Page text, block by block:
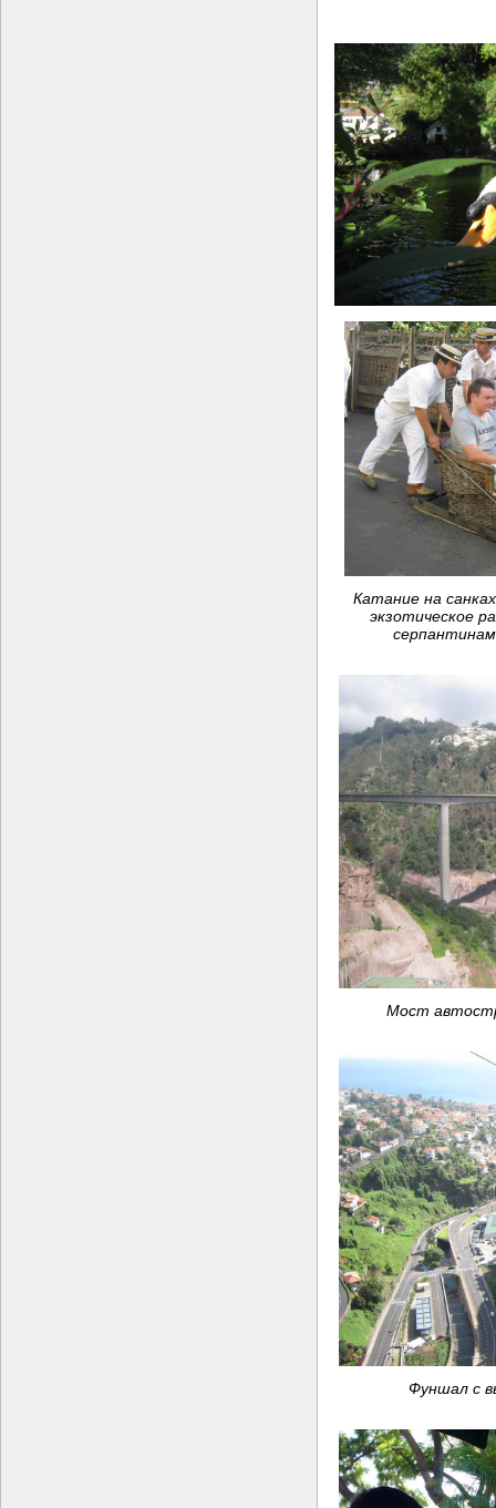
Катание на
экзотическое
Мост
Фуншал с